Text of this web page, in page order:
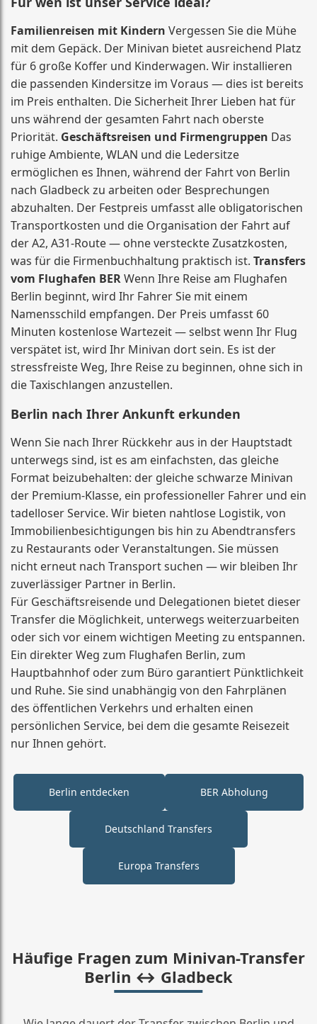
Familienreisen mit Kindern Vergessen Sie die Mühe
mit dem Gepäck. Der Minivan bietet ausreichend Platz
für 6 große Koffer und Kinderwagen. Wir installieren
die passenden Kindersitze im Voraus — dies ist bereits
im Preis enthalten. Die Sicherheit Ihrer Lieben hat für
uns während der gesamten Fahrt nach oberste
Priorität. Geschäftsreisen und Firmengruppen Das
ruhige Ambiente, WLAN und die Ledersitze
ermöglichen es Ihnen, während der Fahrt von Berlin
nach Gladbeck zu arbeiten oder Besprechungen
abzuhalten. Der Festpreis umfasst alle obligatorischen
Transportkosten und die Organisation der Fahrt auf
der A2, A31-Route — ohne versteckte Zusatzkosten,
was für die Firmenbuchhaltung praktisch ist. Transfers
vom Flughafen BERWenn Ihre Reise am Flughafen
Berlin beginnt, wird Ihr Fahrer Sie mit einem
Namensschild empfangen. Der Preis umfasst 60
Minuten kostenlose Wartezeit — selbst wenn Ihr Flug
verspätet ist, wird Ihr Minivan dort sein. Es ist der
stressfreiste Weg, Ihre Reise zu beginnen, ohne sich in
die Taxischlangen anzustellen.
Berlin nach Ihrer Ankunft erkunden
Wenn Sie nach Ihrer Rückkehr aus in der Hauptstadt
unterwegs sind, ist es am einfachsten, das gleiche
Format beizubehalten: der gleiche schwarze Minivan
der Premium-Klasse, ein professioneller Fahrer und ein
tadelloser Service. Wir bieten nahtlose Logistik, von
Immobilienbesichtigungen bis hin zu Abendtransfers
zu Restaurants oder Veranstaltungen. Sie müssen
nicht erneut nach Transport suchen — wir bleiben Ihr
zuverlässiger Partner in Berlin.
Für Geschäftsreisende und Delegationen bietet dieser
Transfer die Möglichkeit, unterwegs weiterzuarbeiten
oder sich vor einem wichtigen Meeting zu entspannen.
Ein direkter Weg zum Flughafen Berlin, zum
Hauptbahnhof oder zum Büro garantiert Pünktlichkeit
und Ruhe. Sie sind unabhängig von den Fahrplänen
des öffentlichen Verkehrs und erhalten einen
persönlichen Service, bei dem die gesamte Reisezeit
nur Ihnen gehört.
Berlin entdecken BER Abholung
Deutschland Transfers
Europa Transfers
Häufige Fragen zum Minivan-Transfer
Berlin ↔ Gladbeck